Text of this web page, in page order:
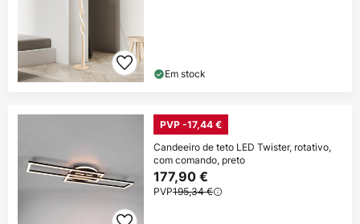
Em stock
PVP -17,44 €
Candeeiro de teto LED Twister, rotativo,
com comando, preto
177,90 €
PVP195,34 €